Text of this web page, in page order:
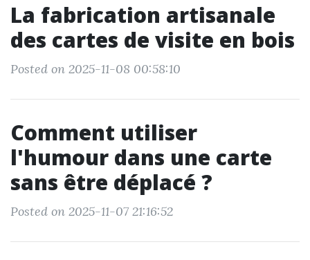
La fabrication artisanale
des cartes de visite en bois
Posted on 2025-11-08 00:58:10
Comment utiliser
l'humour dans une carte
sans être déplacé ?
Posted on 2025-11-07 21:16:52